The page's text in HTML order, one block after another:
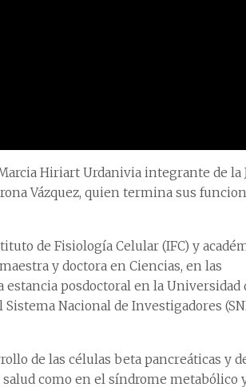
Hiriart Urdanivia integrante de la
Vázquez, quien termina sus
de Fisiología Celular (IFC) y
y doctora en Ciencias, en las
posdoctoral en la Universidad
Nacional de Investigadores
de las células beta pancreáticas y
como en el síndrome metabólico